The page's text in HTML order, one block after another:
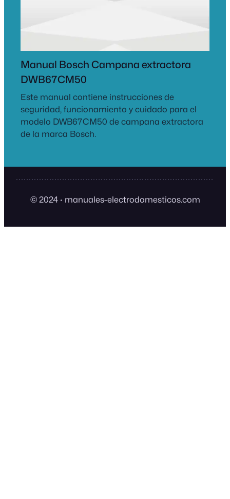
Manual Bosch Campana extractora
DWB67CM50
Este manual contiene instrucciones de
seguridad, funcionamiento y cuidado para el
modelo DWB67CM50 de campana extractora
de la marca Bosch.
© 2024 · manuales-electrodomesticos.com